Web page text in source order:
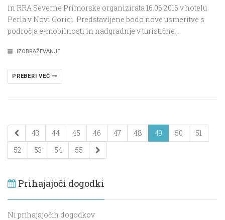
in RRA Severne Primorske organizirata 16.06.2016 v hotelu
Perla v Novi Gorici. Predstavljene bodo nove usmeritve s
področja e-mobilnosti in nadgradnje v turistične…
IZOBRAŽEVANJE
PREBERI VEČ
43 44 45 46 47 48 49 50
51
52
53 54 55
Prihajajoči dogodki
Ni prihajajočih dogodkov